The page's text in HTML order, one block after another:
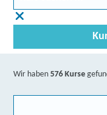
Wir haben576 Kurse